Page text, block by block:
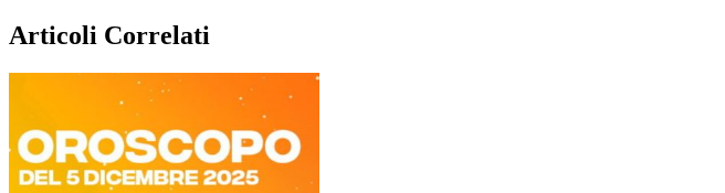
Articoli Correlati